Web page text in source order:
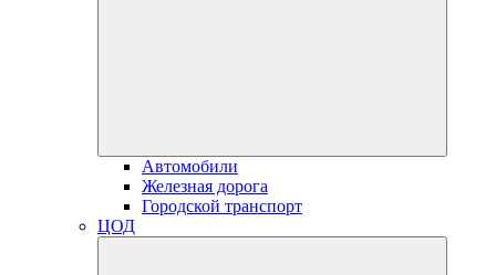
Автомобили
Железная дорога
Городской транспорт
ЦОД